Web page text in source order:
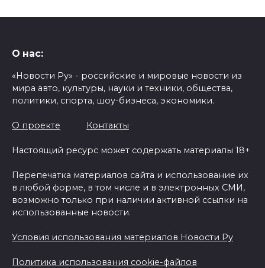
О нас:
«Новости Ру» - российские и мировые новости из
мира авто, культуры, науки и техники, общества,
политики, спорта, шоу-бизнеса, экономики.
О проекте Контакты
Настоящий ресурс может содержать материалы 18+
Перепечатка материалов сайта и использование их
в любой форме, в том числе и в электронных СМИ,
возможно только при наличии активной ссылки на
использованные новости.
Условия использования материалов Новости Ру
Политика использования cookie-файлов